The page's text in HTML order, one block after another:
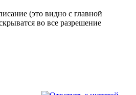
(это видно с главной
во все разрешение